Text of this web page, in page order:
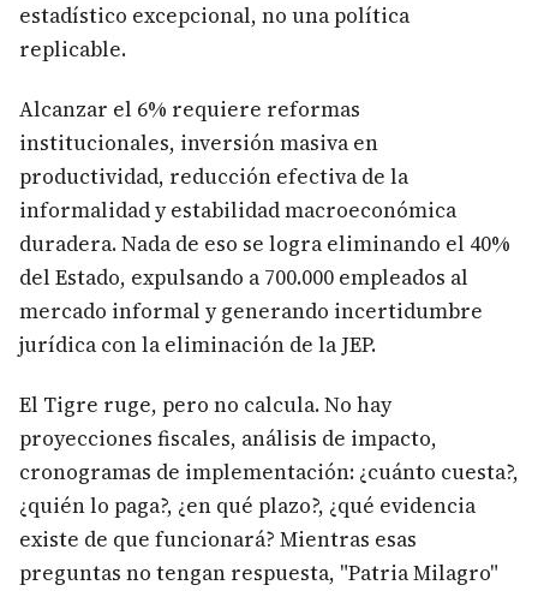
estadístico excepcional, no una política
replicable.
Alcanzar el 6% requiere reformas
institucionales, inversión masiva en
productividad, reducción efectiva de la
informalidad y estabilidad macroeconómica
duradera. Nada de eso se logra eliminando el 40%
del Estado, expulsando a 700.000 empleados al
mercado informal y generando incertidumbre
jurídica con la eliminación de la JEP.
El Tigre ruge, pero no calcula. No hay
proyecciones fiscales, análisis de impacto,
cronogramas de implementación: ¿cuánto cuesta?,
¿quién lo paga?, ¿en qué plazo?, ¿qué evidencia
existe de que funcionará? Mientras esas
preguntas no tengan respuesta, "Patria Milagro"